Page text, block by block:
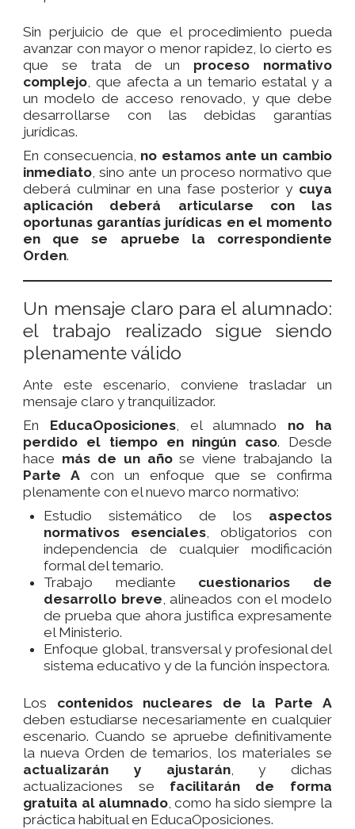
Sin perjuicio de que el procedimiento pueda
avanzar con mayor o menor rapidez, lo cierto es
que se trata de un proceso normativo
complejo , que afecta a un temario estatal y a
un modelo de acceso renovado, y que debe
desarrollarse con las debidas garantías
jurídicas.
En consecuencia, no estamos ante un cambio
inmediato , sino ante un proceso normativo que
deberá culminar en una fase posterior y cuya
aplicación deberá articularse con las
oportunas garantías jurídicas en el momento
en que se apruebe la correspondiente
Orden.
Un mensaje claro para el alumnado:
el trabajo realizado sigue siendo
plenamente válido
Ante este escenario, conviene trasladar un
mensaje claro y tranquilizador.
En EducaOposiciones, el alumnado no ha
perdido el tiempo en ningún caso. Desde
hace más de un añose viene trabajando la
Parte A con un enfoque que se confirma
plenamente con el nuevo marco normativo:
Estudio sistemático de los aspectos
normativos esenciales, obligatorios con
independencia de cualquier modificación
formal del temario.
Trabajo mediante cuestionarios de
desarrollo breve, alineados con el modelo
de prueba que ahora justifica expresamente
el Ministerio.
Enfoque global, transversal y profesional del
sistema educativo y de la función inspectora.
Los contenidos nucleares de la Parte A
deben estudiarse necesariamente en cualquier
escenario. Cuando se apruebe definitivamente
la nueva Orden de temarios, los materiales se
actualizarán y ajustarán, y dichas
actualizaciones se facilitarán de forma
gratuita al alumnado, como ha sido siempre la
práctica habitual en EducaOposiciones.